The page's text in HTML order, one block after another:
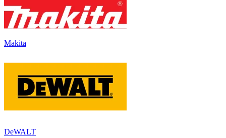
Makita
DeWALT